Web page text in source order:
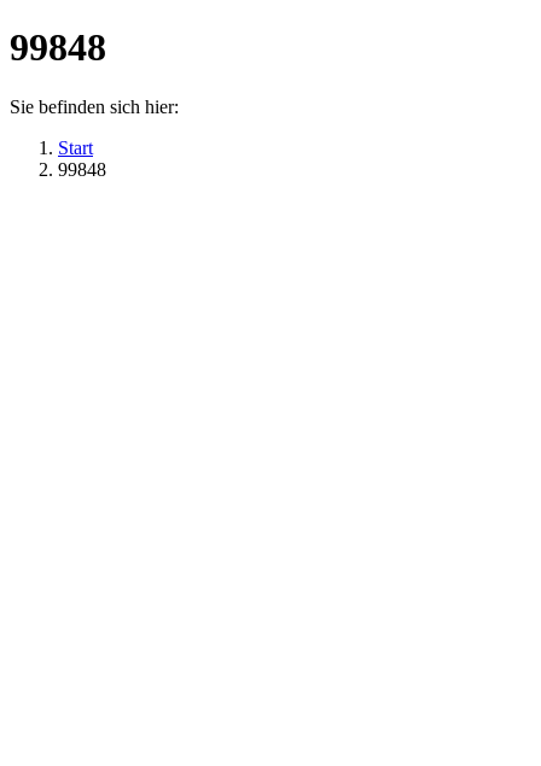
99848
Sie befinden sich hier:
Start
99848